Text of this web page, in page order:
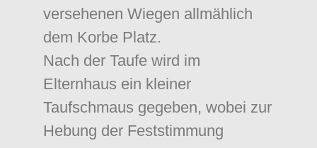
versehenen Wiegen allmählich
dem Korbe Platz.
Nach der Taufe wird im
Elternhaus ein kleiner
Taufschmaus gegeben, wobei zur
Hebung der Feststimmung